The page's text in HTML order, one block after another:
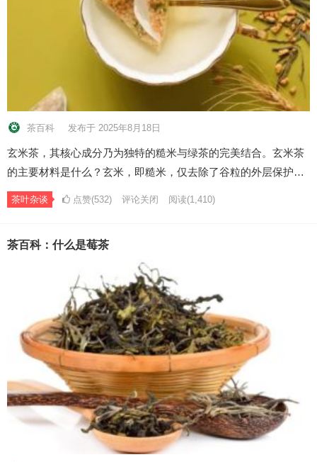
茶百科 发布于 2025年8月18日
玄米茶，其核心成分乃为独特的糙米与绿茶的完美结合。玄米茶
的主要材料是什么？玄米，即糙米，仅去除了谷粒的外层保护…
茶叶杂谈 点赞(532) 评论关闭 阅读(1,410)
茶百科：什么是莓茶